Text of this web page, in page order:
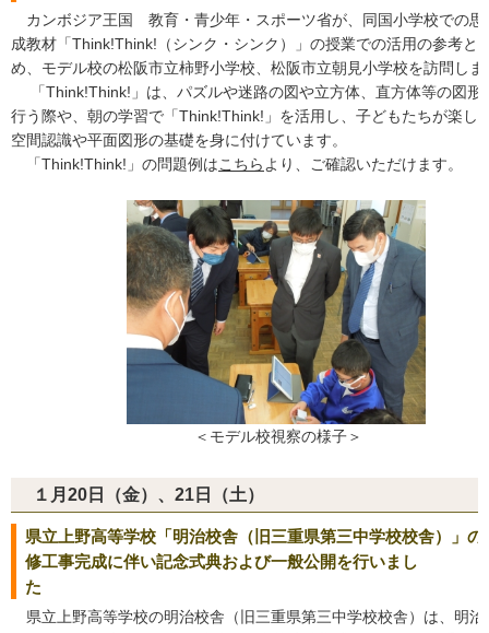
カンボジア王国 教育・青少年・スポーツ省が、同国小学校での思
成教材「Think!Think!（シンク・シンク）」の授業での活用の参考と
め、モデル校の松阪市立柿野小学校、松阪市立朝見小学校を訪問しま
「Think!Think!」は、パズルや迷路の図や立方体、直方体等の図形
行う際や、朝の学習で「Think!Think!」を活用し、子どもたちが楽し
空間認識や平面図形の基礎を身に付けています。
「Think!Think!」の問題例はこちら より、ご確認いただけます。
＜モデル校視察の様子＞
１月20日（金）、21日（土）
県立上野高等学校「明治校舎（旧三重県第三中学校校舎）」の
修工事完成に伴い記念式典および一般公開を行いまし
た
県立上野高等学校の明治校舎（旧三重県第三中学校校舎）は、明治